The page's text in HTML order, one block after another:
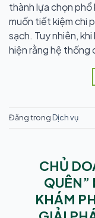
thành lựa chọn phổ
muốn tiết kiệm chi
sạch. Tuy nhiên,
hiện rằng hệ thống
Đăng trong Dịch vụ
CHỦ
QUÊN”
KHÁM